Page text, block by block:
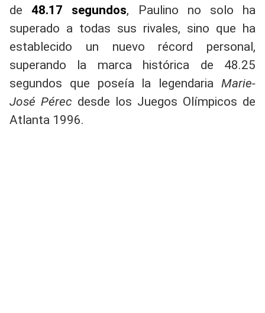
de48.17 segundos, Paulino no solo ha
superado a todas sus rivales, sino que ha
establecido un nuevo récord personal,
superando la marca histórica de 48.25
segundos que poseía la legendaria Marie-
José Pérec desde los Juegos Olímpicos de
Atlanta 1996.